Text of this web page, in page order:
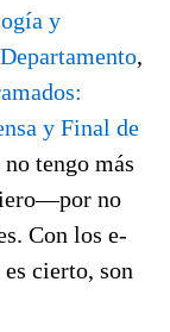
y
,
y Final de
tengo más
no
Con los e-
cierto, son